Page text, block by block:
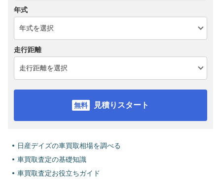
年式
走行距離
見積りスタート
日産デイズの車買取相場を調べる
車買取査定の基礎知識
車買取査定お役立ちガイド